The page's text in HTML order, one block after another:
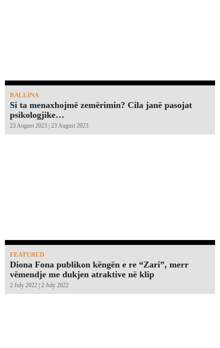
BALLINA
Si ta menaxhojmë zemërimin? Cila janë pasojat
psikologjike…
23 August 2023 | 23 August 2023
FEATURED
Diona Fona publikon këngën e re “Zari”, merr
vëmendje me dukjen atraktive në klip
2 July 2022 | 2 July 2022